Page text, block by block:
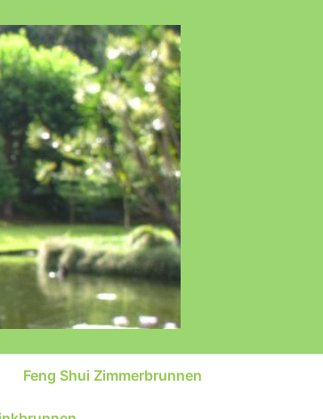
Feng Shui Zimmerbrunnen